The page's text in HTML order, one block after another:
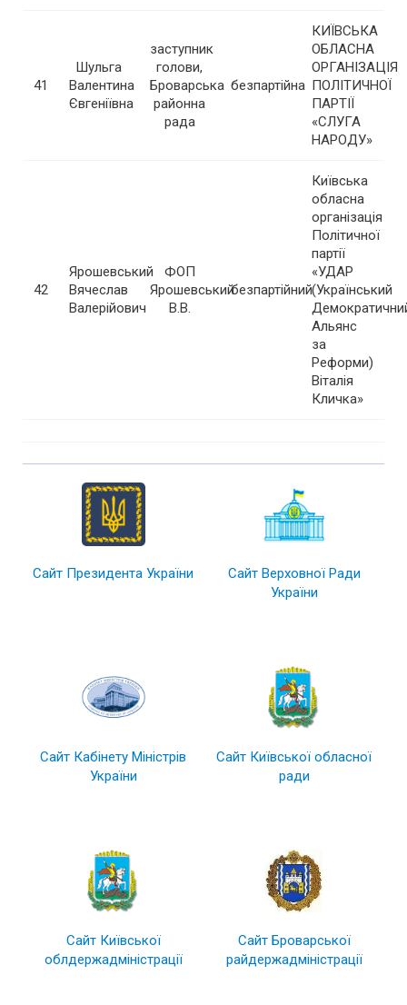
41
Шульга
Валентина
Євгеніївна
заступник
голови,
Броварська
районна
рада
безпартійна
КИЇВСЬКА
ОБЛАСНА
ОРГАНІЗАЦІЯ
ПОЛІТИЧНОЇ
ПАРТІЇ
«СЛУГА
НАРОДУ»
42
Ярошевський
Вячеслав
Валерійович
ФОП
Ярошевський
В.В.
безпартійний
Київська
обласна
організація
Політичної
партії
«УДАР
(Український
Альянс
за
Реформи)
Віталія
Кличка»
Сайт Президента України
Сайт Верховної Ради
України
Сайт Кабінету Міністрів
України
Сайт Київської обласної
ради
Сайт Київської
облдержадміністрації
Сайт Броварської
райдержадміністрації